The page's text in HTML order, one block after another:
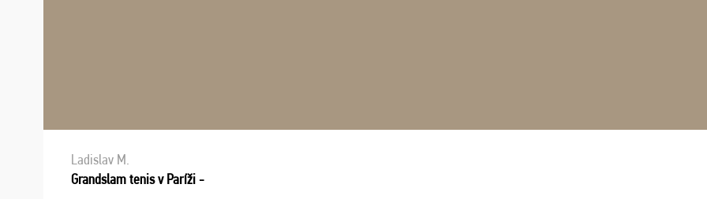
Ladislav M.
Grandslam tenis v Paríži -